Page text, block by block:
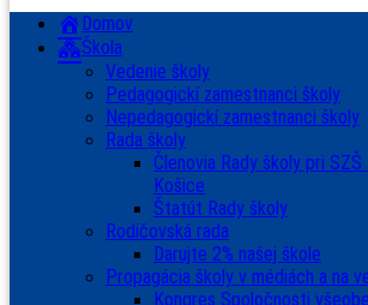
Domov
Škola
Vedenie školy
Pedagogickí zamestnanci školy
Nepedagogickí zamestnanci školy
Rada školy
Členovia Rady školy pri
Košice
Štatút Rady školy
Rodičovská rada
Darujte 2% našej škole
Propagácia školy v médiách a na
Kongres Spoločnosti